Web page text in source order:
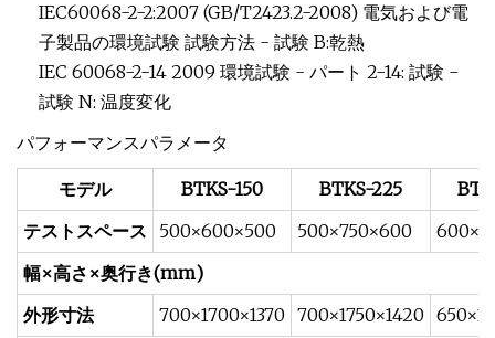
IEC60068-2-2:2007 (GB/T2423.2-2008) 電気および電
子製品の環境試験 試験方法 - 試験 B:乾熱
IEC 60068-2-14 2009 環境試験 - パート 2-14: 試験 -
試験 N: 温度変化
パフォーマンスパラメータ
モデル BTKS-150 BTKS-225
テストスペース
500×600×500 500×750×600
幅×高さ×奥行き(mm)
外形寸法
700×1700×1370 700×1750×1420